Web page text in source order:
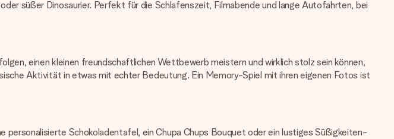
süßer Dinosaurier. Perfekt für die Schlafenszeit, Filmabende und lange Autofahrten, bei
einen kleinen freundschaftlichen Wettbewerb meistern und wirklich stolz sein können,
Aktivität in etwas mit echter Bedeutung. Ein Memory-Spiel mit ihren eigenen Fotos ist
Schokoladentafel, ein Chupa Chups Bouquet oder ein lustiges Süßigkeiten-